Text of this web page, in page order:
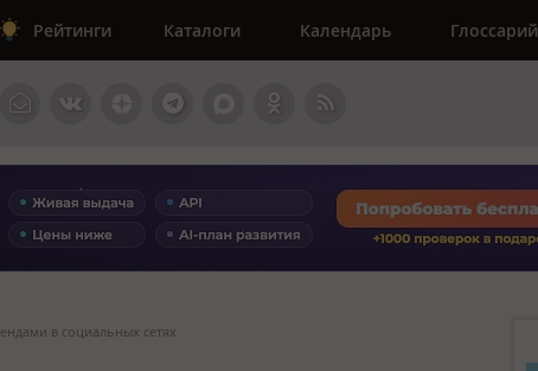
Рейтинги Каталоги Календарь Глоссарий
в социальных сетях